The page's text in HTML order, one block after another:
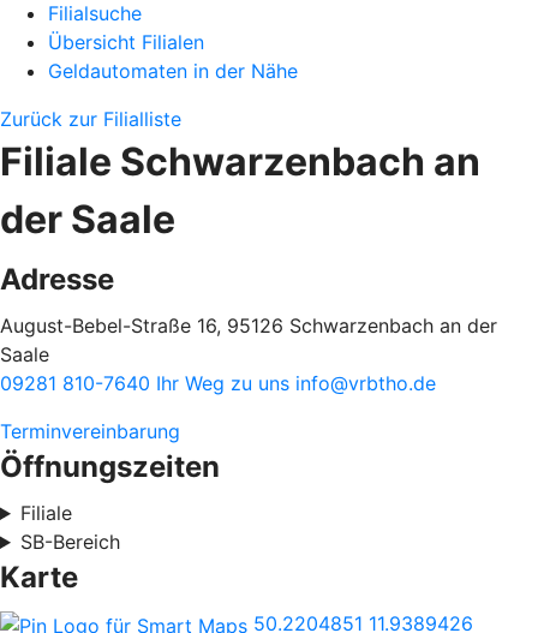
Filialsuche
Übersicht Filialen
Geldautomaten in der Nähe
Zurück zur Filialliste
Filiale Schwarzenbach an
der Saale
Adresse
August-Bebel-Straße 16, 95126 Schwarzenbach an der
Saale
09281 810-7640 Ihr Weg zu uns info@vrbtho.de
Terminvereinbarung
Öffnungszeiten
Filiale
SB-Bereich
Karte
50.2204851 11.9389426